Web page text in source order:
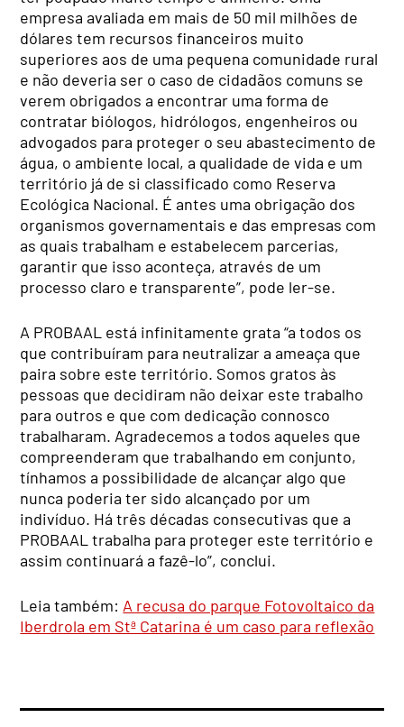
empresa avaliada em mais de 50 mil milhões de
dólares tem recursos financeiros muito
superiores aos de uma pequena comunidade rural
e não deveria ser o caso de cidadãos comuns se
verem obrigados a encontrar uma forma de
contratar biólogos, hidrólogos, engenheiros ou
advogados para proteger o seu abastecimento de
água, o ambiente local, a qualidade de vida e um
território já de si classificado como Reserva
Ecológica Nacional. É antes uma obrigação dos
organismos governamentais e das empresas com
as quais trabalham e estabelecem parcerias,
garantir que isso aconteça, através de um
processo claro e transparente”, pode ler-se.
A PROBAAL está infinitamente grata “a todos os
que contribuíram para neutralizar a ameaça que
paira sobre este território. Somos gratos às
pessoas que decidiram não deixar este trabalho
para outros e que com dedicação connosco
trabalharam. Agradecemos a todos aqueles que
compreenderam que trabalhando em conjunto,
tínhamos a possibilidade de alcançar algo que
nunca poderia ter sido alcançado por um
indivíduo. Há três décadas consecutivas que a
PROBAAL trabalha para proteger este território e
assim continuará a fazê-lo”, conclui.
Leia também: A recusa do parque Fotovoltaico da
Iberdrola em Stª Catarina é um caso para reflexão